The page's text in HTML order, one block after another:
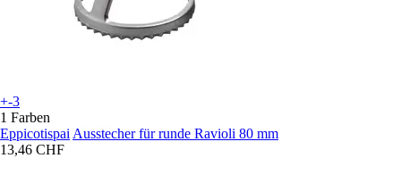
+-3
1 Farben
Eppicotispai Ausstecher für runde Ravioli 80 mm
13,46 CHF